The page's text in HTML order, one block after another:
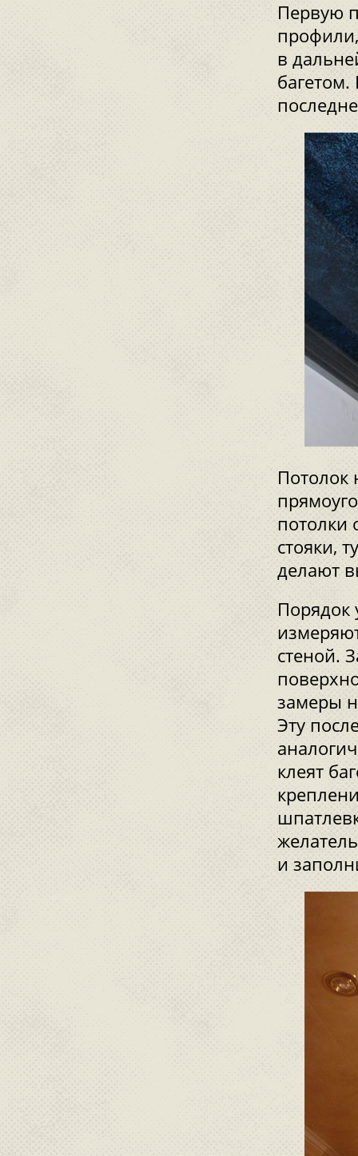
Первую
в
Потолок
потолки
стояки,
делают
Порядок
стеной.
замеры
Эту
клеят
и